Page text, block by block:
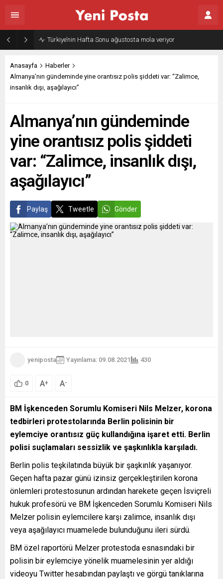
Türkiye’nin Hafta Sonu ağustosta mola veriyor
Anasayfa
Haberler
Almanya’nın gündeminde yine orantısız polis şiddeti var: “Zalimce,
insanlık dışı, aşağılayıcı”
Almanya’nın gündeminde
yine orantısız polis şiddeti
var: “Zalimce, insanlık dışı,
aşağılayıcı”
Paylaş Tweetle Gönder
yeniposta Yayınlama: 09.08.2021 430
0 A+ A-
BM İşkenceden Sorumlu Komiseri Nils Melzer, korona
tedbirleri protestolarında Berlin polisinin bir
eylemciye orantısız güç kullandığına işaret etti. Berlin
polisi suçlamaları sessizlik ve şaşkınlıkla karşıladı.
Berlin polis teşkilatında büyük bir şaşkınlık yaşanıyor.
Geçen hafta pazar günü izinsiz gerçekleştirilen korona
önlemleri protestosunun ardından harekete geçen İsviçreli
hukuk profesörü ve BM İşkenceden Sorumlu Komiseri Nils
Melzer polisin eylemcilere karşı zalimce, insanlık dışı
veya aşağılayıcı muamelede bulunduğunu ileri sürdü.
BM özel raportörü Melzer protestoda esnasındaki bir
polisin bir eylemciye yönelik muamelesinin yer aldığı
videoyu Twitter hesabından paylaştı ve görgü tanıklarına